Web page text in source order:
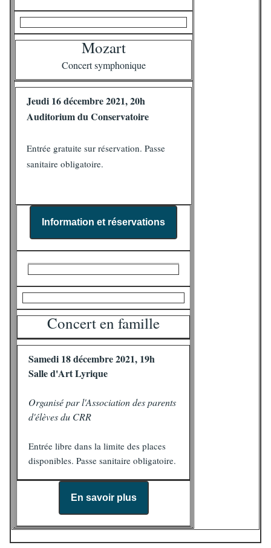
Mozart
Concert symphonique
Jeudi 16 décembre 2021, 20h
Auditorium du Conservatoire
Entrée gratuite sur réservation. Passe
sanitaire obligatoire.
Information et réservations
Concert en famille
Samedi 18 décembre 2021, 19h
Salle d'Art Lyrique
Organisé par l'Association des parents
d'élèves du CRR
Entrée libre dans la limite des places
disponibles. Passe sanitaire obligatoire.
En savoir plus